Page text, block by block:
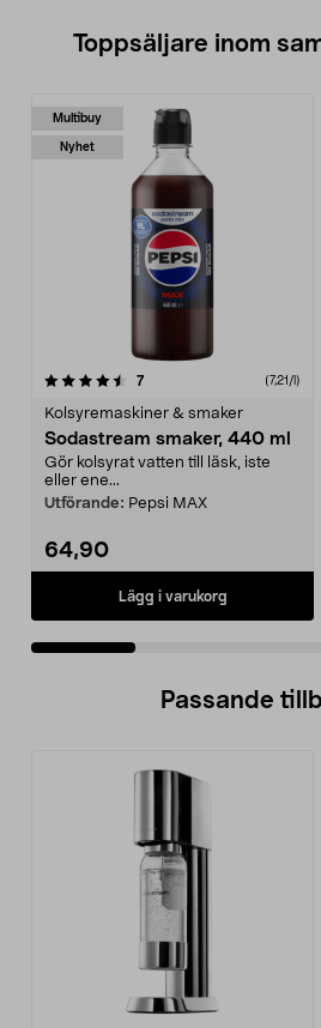
Toppsäljare inom
Multibuy
Nyhet
7recensioner (7,21/l)
Kolsyremaskiner & smaker
Sodastream smaker, 440 ml
Gör kolsyrat vatten till läsk, iste
eller ene...
Utförande: Pepsi MAX
64,90
Lägg i varukorg
4.5 av 5 stjärnor
Passande